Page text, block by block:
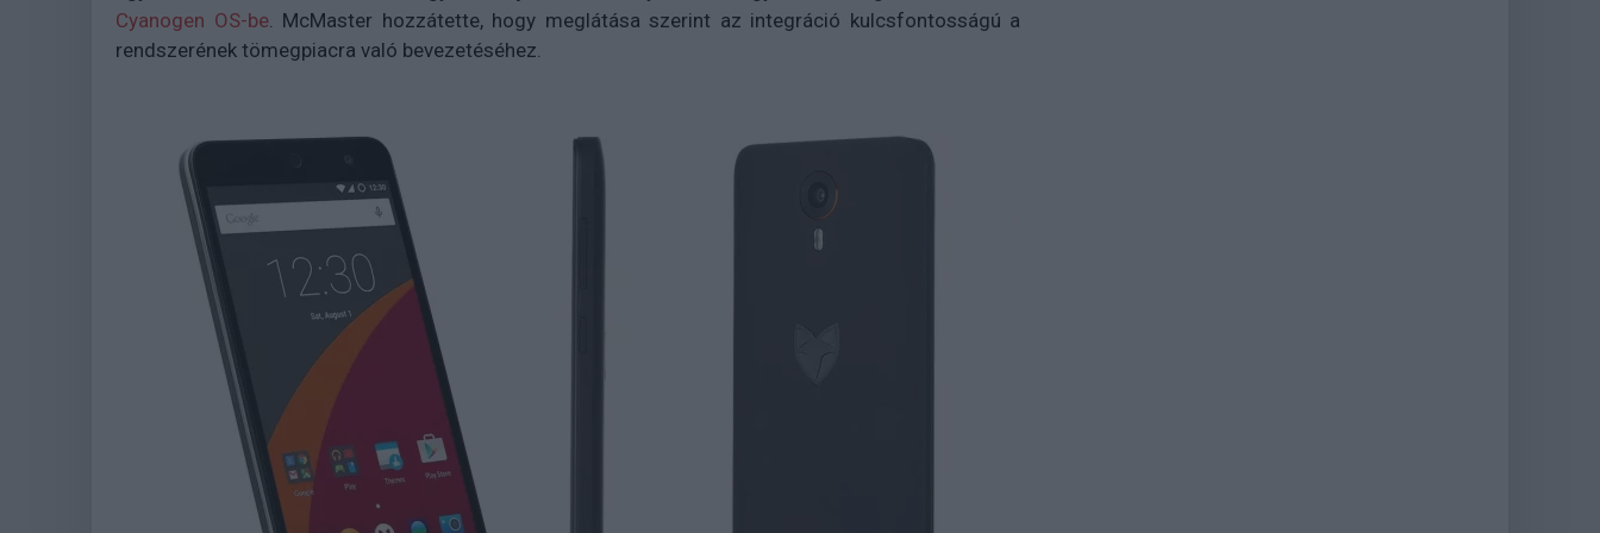
Cyanogen OS-be. McMaster hozzátette, hogy meglátása szerint az integráció kulcsfontosságú a
rendszerének tömegpiacra való bevezetéséhez.